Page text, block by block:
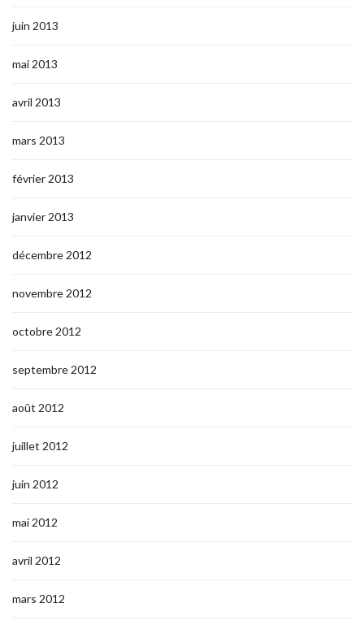
juin 2013
mai 2013
avril 2013
mars 2013
février 2013
janvier 2013
décembre 2012
novembre 2012
octobre 2012
septembre 2012
août 2012
juillet 2012
juin 2012
mai 2012
avril 2012
mars 2012